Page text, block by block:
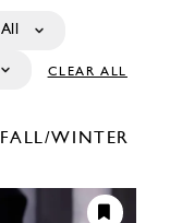
All
CLEAR ALL
FALL/WINTER